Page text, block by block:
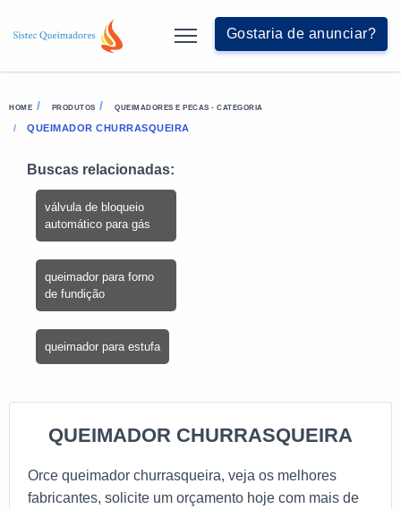
Gostaria de anunciar?
HOME PRODUTOS QUEIMADORES E PECAS - CATEGORIA
QUEIMADOR CHURRASQUEIRA
Buscas relacionadas:
válvula de bloqueio
automático para gás
queimador para forno
de fundição
queimador para estufa
QUEIMADOR CHURRASQUEIRA
Orce queimador churrasqueira, veja os melhores
fabricantes, solicite um orçamento hoje com mais de